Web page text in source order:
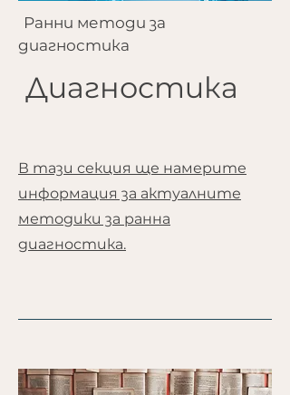
Ранни методи за
диагностика
Диагностика
В тази секция ще намерите
информация за актуалните
методики за ранна
диагностика.